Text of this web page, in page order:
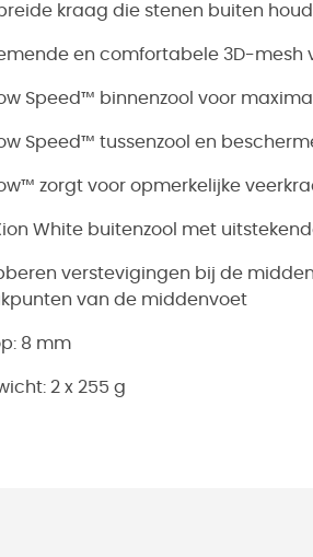
kraag die stenen buiten
en comfortabele 3D-mesh
Speed™ binnenzool voor
Speed™ tussenzool en
zorgt voor opmerkelijke
White buitenzool met
verstevigingen bij de
van de middenvoet
8 mm
2 x 255 g